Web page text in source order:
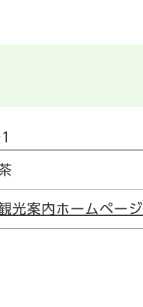
光案内ホームページ